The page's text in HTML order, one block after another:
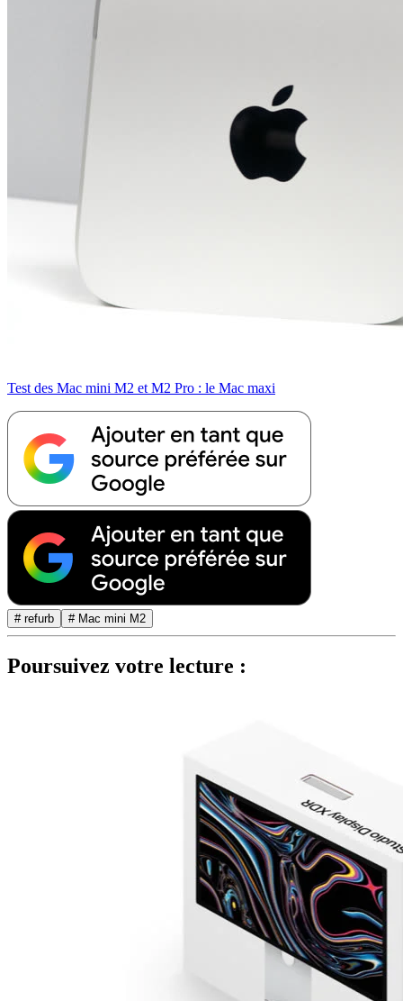
Test des Mac mini M2 et M2 Pro : le Mac maxi
# refurb # Mac mini M2
Poursuivez votre lecture :